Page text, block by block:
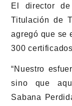
El director
Titulación de
agregó que se
300
“Nuestro
sino que
Sabana